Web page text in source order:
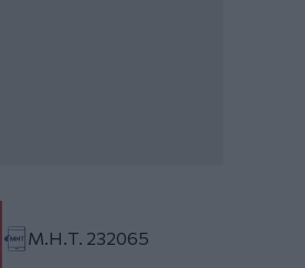
Μ.Η.Τ. 232065